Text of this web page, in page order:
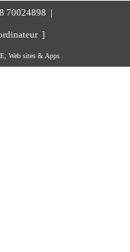
70024898 |
]
Web sites & Apps